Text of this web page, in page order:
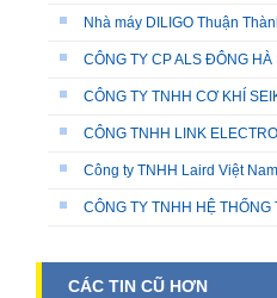
Nhà máy DILIGO Thuận
CÔNG TY CP ALS ĐÔNG
CÔNG TY TNHH CƠ KHÍ
CÔNG TNHH LINK
Công ty TNHH Laird Việt
CÔNG TY TNHH HỆ
CÁC TIN CŨ HƠN